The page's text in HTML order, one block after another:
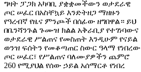
ግዛት ፓጋክ አካባቢ ያቋቋመችውን ወታደራዊ
ጦር ሠፈር በአስቸኳይ እንድትዘጋ ማዘዙን
የዓረብኛ የዜና ምንጮች በሰፊው ዘግበዋል። ይህ
በቤንሻንጉል ጉሙዝ ክልል አቅራቢያ የተገነባውና
ወታደራዊ ሥልጠና የመስጠት እንዲሁም የናይል
ወንዝ ፍሰትን የመቆጣጠር ስውር ዓላማ የነበረው
ጦር ሠፈር፣ የሥልጠና ባለሙያዎችን ጨምሮ
260 የሚያህል የሰው ኃይል አሰማርቶ የነበረ